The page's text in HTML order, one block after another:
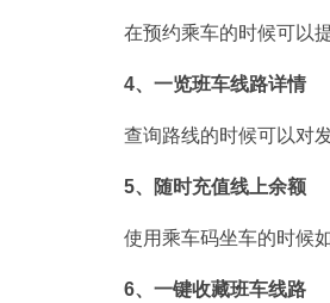
在预约乘车的时候可以
4、一览班车线路详情
查询路线的时候可以对
5、随时充值线上余额
使用乘车码坐车的时候
6、一键收藏班车线路